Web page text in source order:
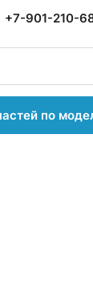
+7-901-210-
по